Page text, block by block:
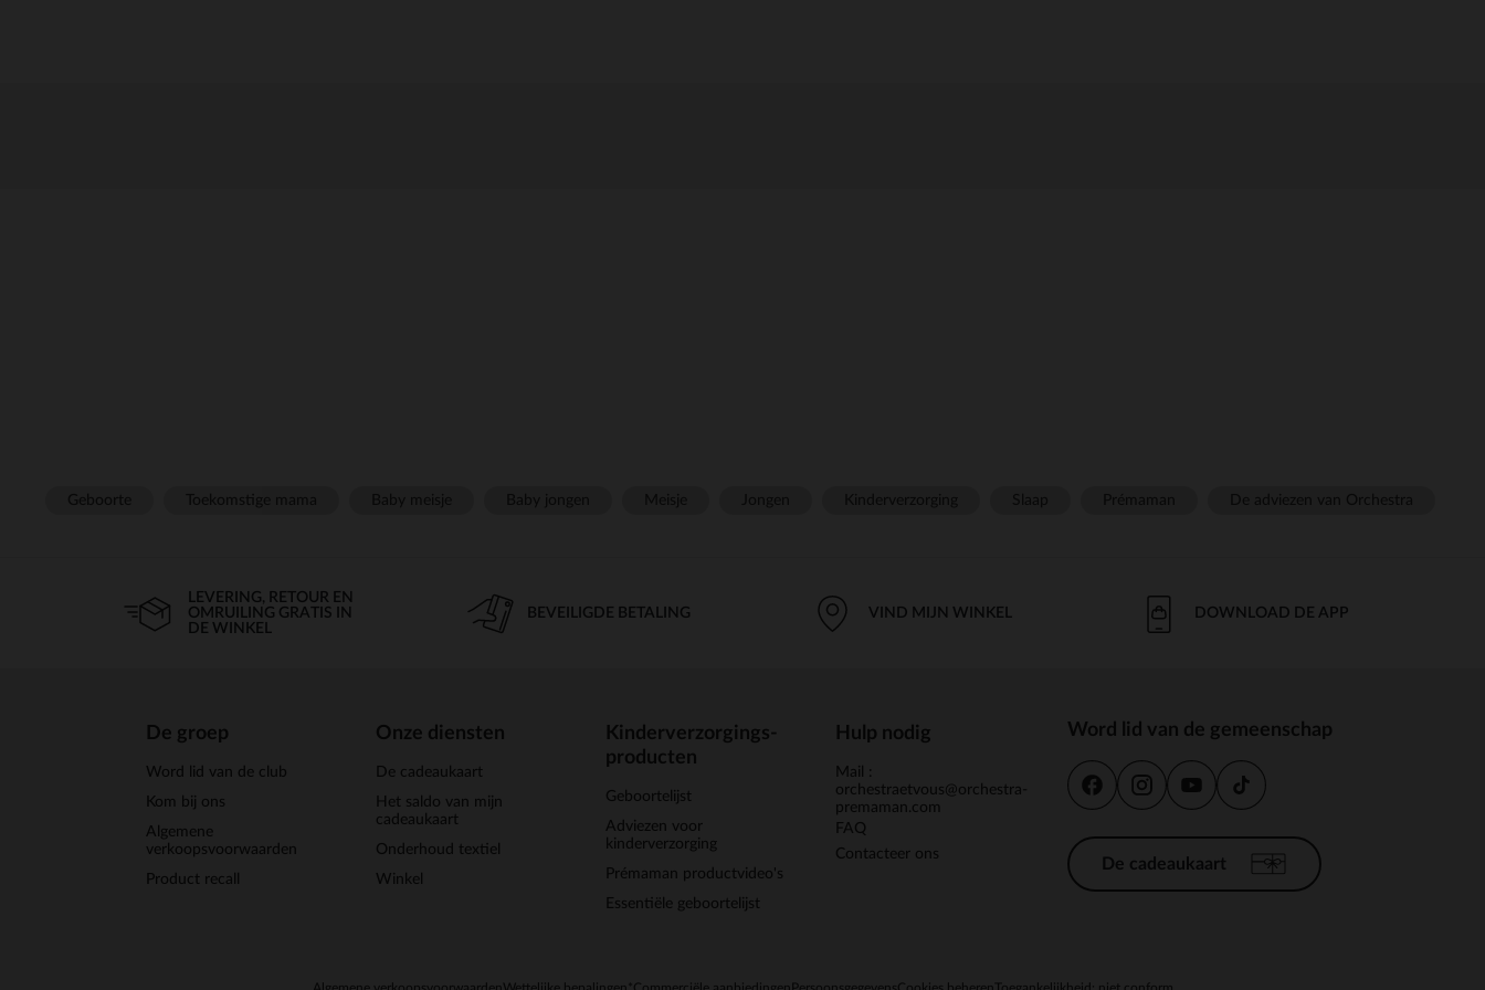
LEVERING, RETOUR EN
OMRUILING GRATIS IN
DE WINKEL
BEVEILIGDE BETALING VIND MIJN WINKEL DOWNLOAD DE APP
De groep
Word lid van de club
Kom bij ons
Algemene
verkoopsvoorwaarden
Product recall
Onze diensten
De cadeaukaart
Het saldo van mijn
cadeaukaart
Onderhoud textiel
Winkel
Kinderverzorgings-
producten
Geboortelijst
Adviezen voor
kinderverzorging
Prémaman productvideo's
Essentiële geboortelijst
Hulp nodig
Mail :
orchestraetvous@orchestra-
premaman.com
FAQ
Contacteer ons
Word lid van de gemeenschap
De cadeaukaart